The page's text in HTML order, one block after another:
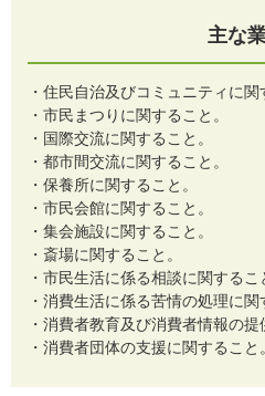
主な
・住民自治及びコミュニティに関
・市民まつりに関すること。
・国際交流に関すること。
・都市間交流に関すること。
・保養所に関すること。
・市民会館に関すること。
・集会施設に関すること。
・斎場に関すること。
・市民生活に係る相談に関するこ
・消費生活に係る苦情の処理に関
・消費者教育及び消費者情報の提
・消費者団体の支援に関すること